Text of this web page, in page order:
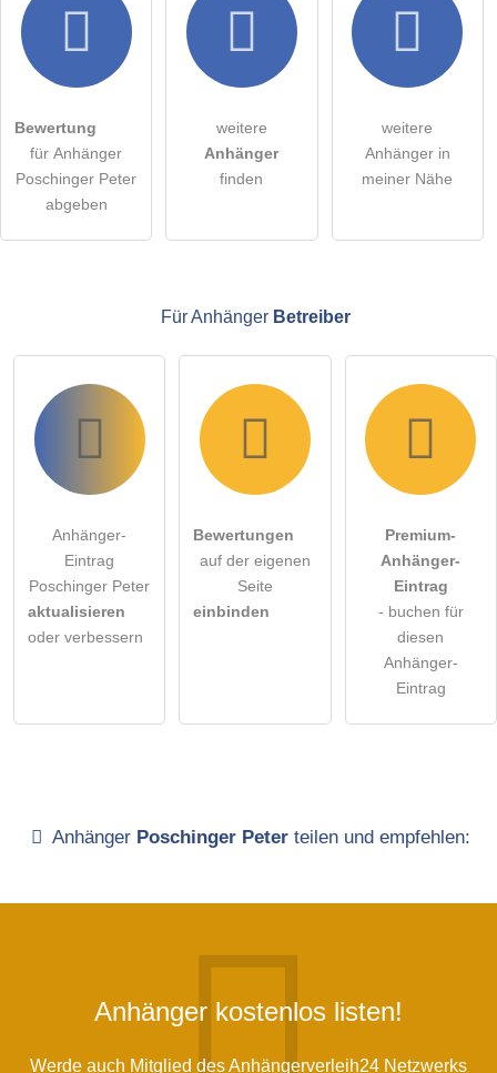
Hiermit akzeptiere ich die .
öffentliche Frage stellen Abbrechen
Hinweis:
Bewertung
für Anhänger
Poschinger Peter
abgeben
weitere
Anhänger
finden
weitere
Anhänger in
meiner Nähe
Für Anhänger Betreiber
Anhänger-
Eintrag
Poschinger Peter
aktualisieren
oder verbessern
Bewertungen
auf der eigenen
Seite
einbinden
Premium-
Anhänger-
Eintrag
- buchen für
diesen
Anhänger-
Eintrag
Anhänger Poschinger Peterteilen und empfehlen:
Anhänger kostenlos listen!
Werde auch Mitglied des Anhängerverleih24 Netzwerks